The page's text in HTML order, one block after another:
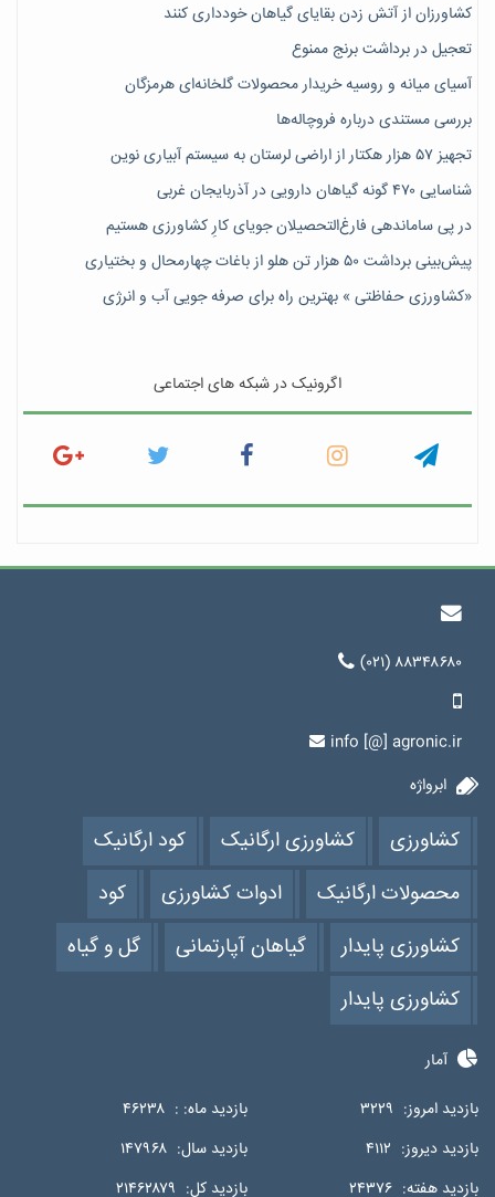
کشاورزان از آتش زدن بقایای گیاهان خودداری کنند
تعجیل در برداشت برنج ممنوع
آسیای میانه و روسیه خریدار محصولات گلخانه‌ای هرمزگان
بررسی مستندی درباره فروچاله‌ها
تجهیز ۵۷ هزار هکتار از اراضی لرستان به سیستم آبیاری نوین
شناسایی ۴۷٠ گونه گیاهان دارویی در آذربایجان غربی
در پی ساماندهی فارغ‌التحصیلان جویای کارِ کشاورزی هستیم
پیش‎‌بینی برداشت ۵۰ هزار تن هلو از باغات چهارمحال و بختیاری
«کشاورزی حفاظتی » بهترین راه برای صرفه جویی آب و انرژی
اگرونیک در شبکه های اجتماعی
(۰۲۱) ۸۸۳۴۸۶۸۰
info [@] agronic.ir
ابرواژه
کشاورزی کشاورزی ارگانیک
کود ارگانیک
محصولات ارگانیک
ادوات کشاورزی
کود
کشاورزی پایدار
گیاهان آپارتمانی
گل و گیاه
کشاورزی پایدار
آمار
بازدید امروز: ۳۲۲۹ بازدید ماه: : ۴۶۲۳۸
بازدید دیروز: ۴۱۱۲ بازدید سال: ۱۴۷۹۶۸
بازدید هفته: ۲۴۳۷۶ بازدید کل: ۲۱۴۶۲۸۷۹